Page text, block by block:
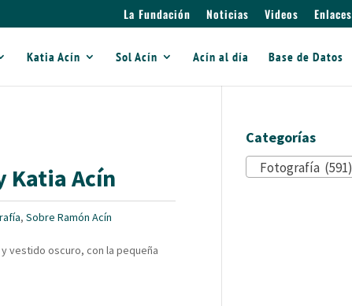
La Fundación Noticias Videos Enlaces
Katia Acín Sol Acín Acín al día Base de Datos
Katia Acín
,Sobre Ramón Acín
vestido oscuro, con la pequeña
Categorías
Fotografía (591)